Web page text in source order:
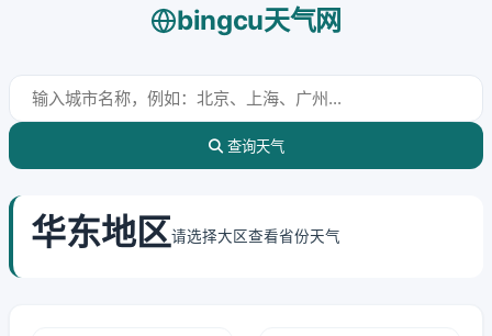
bingcu天气网
查询天气
华东地区请选择大区查看省份天气